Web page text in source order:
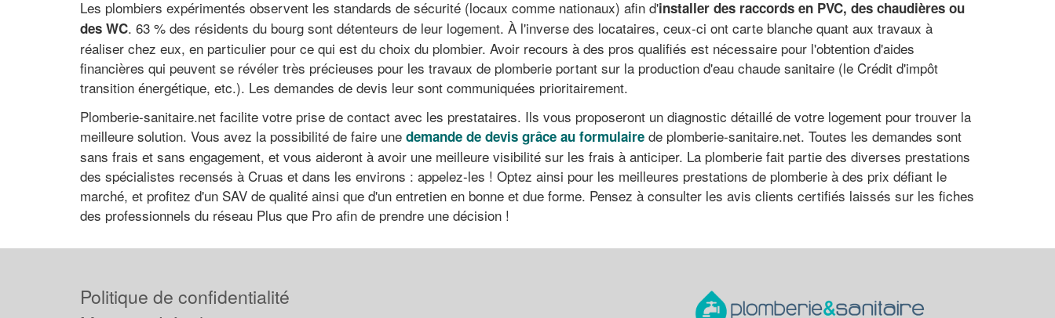
Les plombiers expérimentés observent les standards de sécurité (locaux comme nationaux) afin d'installer des raccords en PVC, des chaudières ou
des WC. 63 % des résidents du bourg sont détenteurs de leur logement. À l'inverse des locataires, ceux-ci ont carte blanche quant aux travaux à
réaliser chez eux, en particulier pour ce qui est du choix du plombier. Avoir recours à des pros qualifiés est nécessaire pour l'obtention d'aides
financières qui peuvent se révéler très précieuses pour les travaux de plomberie portant sur la production d'eau chaude sanitaire (le Crédit d'impôt
transition énergétique, etc.). Les demandes de devis leur sont communiquées prioritairement.
Plomberie-sanitaire.net facilite votre prise de contact avec les prestataires. Ils vous proposeront un diagnostic détaillé de votre logement pour trouver la
meilleure solution. Vous avez la possibilité de faire une demande de devis grâce au formulaire de plomberie-sanitaire.net. Toutes les demandes sont
sans frais et sans engagement, et vous aideront à avoir une meilleure visibilité sur les frais à anticiper. La plomberie fait partie des diverses prestations
des spécialistes recensés à Cruas et dans les environs : appelez-les ! Optez ainsi pour les meilleures prestations de plomberie à des prix défiant le
marché, et profitez d'un SAV de qualité ainsi que d'un entretien en bonne et due forme. Pensez à consulter les avis clients certifiés laissés sur les fiches
des professionnels du réseau Plus que Pro afin de prendre une décision !
Politique de confidentialité